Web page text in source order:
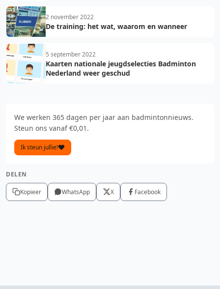
2 november 2022
De training: het wat, waarom en wanneer
5 september 2022
Kaarten nationale jeugdselecties Badminton
Nederland weer geschud
We werken 365 dagen per jaar aan badmintonnieuws.
Steun ons vanaf €0,01.
Ik steun jullie!
DELEN
Kopieer WhatsApp X Facebook